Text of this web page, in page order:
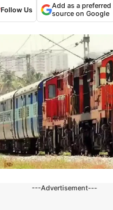
Follow Us
Add as a preferred
source on Google
---Advertisement---